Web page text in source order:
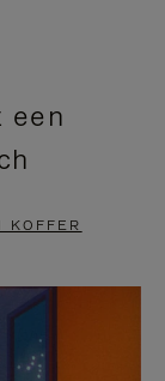
een
KOFFER